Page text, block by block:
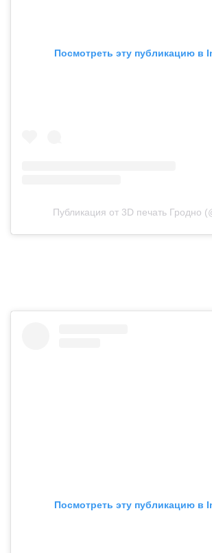
Посмотреть эту публикацию в
Публикация от 3D печать Гродно
Посмотреть эту публикацию в